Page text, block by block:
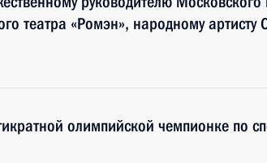
театра «Ромэн», народному артисту
олимпийской чемпионке по